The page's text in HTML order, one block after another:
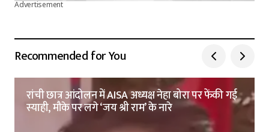
Advertisement
Recommended for You
रांची छात्र आंदोलन में AISA अध्यक्ष नेहा बोरा पर फेंकी गई
स्याही, मौके पर लगे ‘जय श्री राम’ के नारे